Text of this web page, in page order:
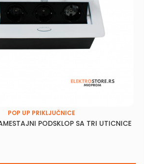
POP UP PRIKLJUČNICE
PODSKLOP SA TRI UTICNICE